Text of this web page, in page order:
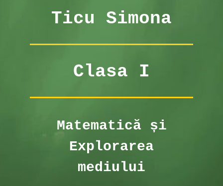
Ticu Simona
Clasa I
Matematică și
Explorarea
mediului